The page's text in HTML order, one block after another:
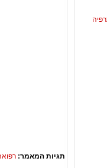
תגיות המאמר: